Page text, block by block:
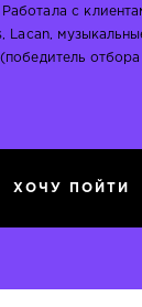
с
Lacan,
отбора
ХОЧУ ПОЙТИ